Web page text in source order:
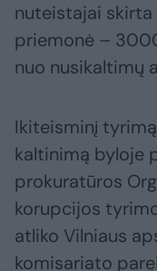
nuteistajai
priemonė –
nuo nusikaltimų
Ikiteisminį
kaltinimą byloje
prokuratūros
korupcijos
atliko Vilniaus
komisariato